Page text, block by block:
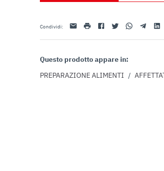
Condividi: Email stampaFacebookTwitterWhatsappTelegram
Questo prodotto appare in:
PREPARAZIONE ALIMENTI /